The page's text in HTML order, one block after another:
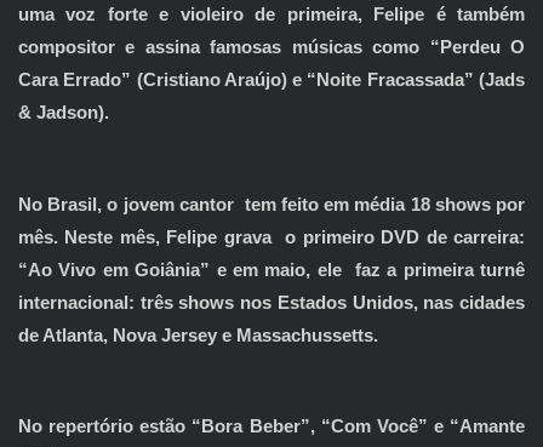
uma voz forte e violeiro de primeira, Felipe é também
compositor e assina famosas músicas como “Perdeu O
Cara Errado” (Cristiano Araújo) e “Noite Fracassada” (Jads
& Jadson).
No Brasil, o jovem cantor tem feito em média 18 shows por
mês. Neste mês, Felipe grava o primeiro DVD de carreira:
“Ao Vivo em Goiânia” e em maio, ele faz a primeira turnê
internacional: três shows nos Estados Unidos, nas cidades
de Atlanta, Nova Jersey e Massachussetts.
No repertório estão “Bora Beber”, “Com Você” e “Amante